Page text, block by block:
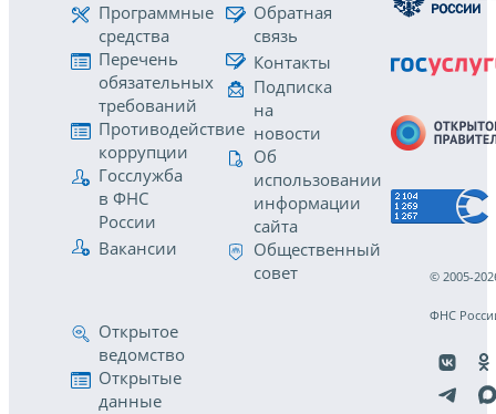
Программные
средства
Перечень
обязательных
требований
Противодействие
коррупции
Госслужба
в ФНС
России
Вакансии
Обратная
связь
Контакты
Подписка
на
новости
Об
использовании
информации
сайта
Общественный
совет
Открытое
ведомство
Открытые
данные
© 2005-
ФНС